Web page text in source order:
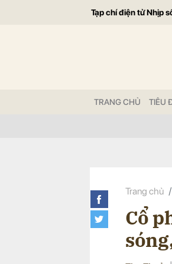
Tạp chí điện tử Nhịp
TRANG CHỦ TIÊU
Trang chủ
Cổ